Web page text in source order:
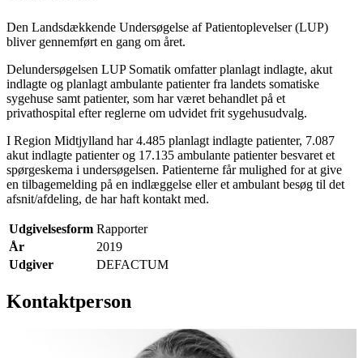
Den Landsdækkende Undersøgelse af Patientoplevelser (LUP)
bliver gennemført en gang om året.
Delundersøgelsen LUP Somatik omfatter planlagt indlagte, akut
indlagte og planlagt ambulante patienter fra landets somatiske
sygehuse samt patienter, som har været behandlet på et
privathospital efter reglerne om udvidet frit sygehusudvalg.
I Region Midtjylland har 4.485 planlagt indlagte patienter, 7.087
akut indlagte patienter og 17.135 ambulante patienter besvaret et
spørgeskema i undersøgelsen. Patienterne får mulighed for at give
en tilbagemelding på en indlæggelse eller et ambulant besøg til det
afsnit/afdeling, de har haft kontakt med.
Udgivelsesform Rapporter
År
2019
Udgiver
DEFACTUM
Kontaktperson